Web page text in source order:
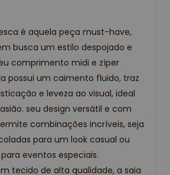
é aquela peça must-have,
busca um estilo despojado e
comprimento midi e zíper
possui um caimento fluido, traz
e leveza ao visual, ideal
seu design versátil e com
combinações incríveis, seja
para um look casual ou
eventos especiais.
tecido de alta qualidade, a saia